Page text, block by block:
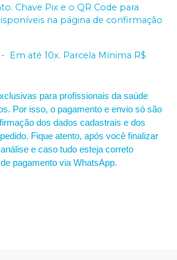
Chave Pix e o QR Code para
na página de confirmação
- Em até 10x. Parcela Mínima R$
para profissionais da saúde
Por isso, o pagamento e envio só são
dos dados cadastrais e dos
Fique atento, após você finalizar
e caso tudo esteja correto
pagamento via WhatsApp.